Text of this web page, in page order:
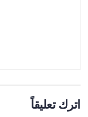
اترك تعليقاً